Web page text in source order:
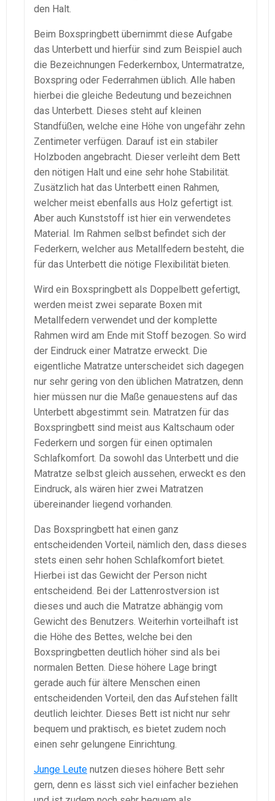
den Halt.
Beim Boxspringbett übernimmt diese Aufgabe
das Unterbett und hierfür sind zum Beispiel auch
die Bezeichnungen Federkernbox, Untermatratze,
Boxspring oder Federrahmen üblich. Alle haben
hierbei die gleiche Bedeutung und bezeichnen
das Unterbett. Dieses steht auf kleinen
Standfüßen, welche eine Höhe von ungefähr zehn
Zentimeter verfügen. Darauf ist ein stabiler
Holzboden angebracht. Dieser verleiht dem Bett
den nötigen Halt und eine sehr hohe Stabilität.
Zusätzlich hat das Unterbett einen Rahmen,
welcher meist ebenfalls aus Holz gefertigt ist.
Aber auch Kunststoff ist hier ein verwendetes
Material. Im Rahmen selbst befindet sich der
Federkern, welcher aus Metallfedern besteht, die
für das Unterbett die nötige Flexibilität bieten.
Wird ein Boxspringbett als Doppelbett gefertigt,
werden meist zwei separate Boxen mit
Metallfedern verwendet und der komplette
Rahmen wird am Ende mit Stoff bezogen. So wird
der Eindruck einer Matratze erweckt. Die
eigentliche Matratze unterscheidet sich dagegen
nur sehr gering von den üblichen Matratzen, denn
hier müssen nur die Maße genauestens auf das
Unterbett abgestimmt sein. Matratzen für das
Boxspringbett sind meist aus Kaltschaum oder
Federkern und sorgen für einen optimalen
Schlafkomfort. Da sowohl das Unterbett und die
Matratze selbst gleich aussehen, erweckt es den
Eindruck, als wären hier zwei Matratzen
übereinander liegend vorhanden.
Das Boxspringbett hat einen ganz
entscheidenden Vorteil, nämlich den, dass dieses
stets einen sehr hohen Schlafkomfort bietet.
Hierbei ist das Gewicht der Person nicht
entscheidend. Bei der Lattenrostversion ist
dieses und auch die Matratze abhängig vom
Gewicht des Benutzers. Weiterhin vorteilhaft ist
die Höhe des Bettes, welche bei den
Boxspringbetten deutlich höher sind als bei
normalen Betten. Diese höhere Lage bringt
gerade auch für ältere Menschen einen
entscheidenden Vorteil, den das Aufstehen fällt
deutlich leichter. Dieses Bett ist nicht nur sehr
bequem und praktisch, es bietet zudem noch
einen sehr gelungene Einrichtung.
Junge Leute nutzen dieses höhere Bett sehr
gern, denn es lässt sich viel einfacher beziehen